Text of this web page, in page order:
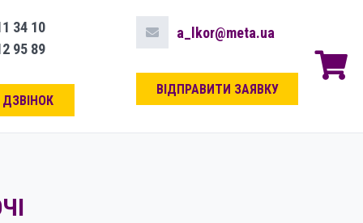
34 10
95 89
a_lkor@meta.ua
ВІДПРАВИТИ ЗАЯВКУ